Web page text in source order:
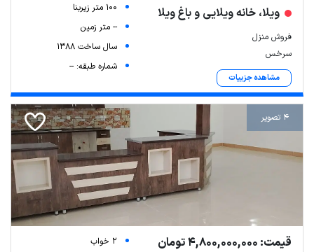
ویلا، خانه ویلایی و باغ ویلا
فروش منزل
سرخس
مشاهده جزییات
100 متر زیربنا
-- متر زمین
سال ساخت 1388
شماره طبقه: --
4 تصویر
قیمت: 4,800,000,000 تومان
2 خواب